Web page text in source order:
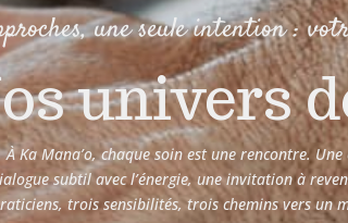
une seule intention :
univers
À Ka Mana’o, chaque soin est une rencontre.
subtil avec l’énergie, une invitation à
trois sensibilités, trois chemins vers un